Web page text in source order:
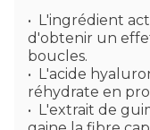
L'ingrédient
d'obtenir un
boucles.
L'acide
réhydrate en
L'extrait de